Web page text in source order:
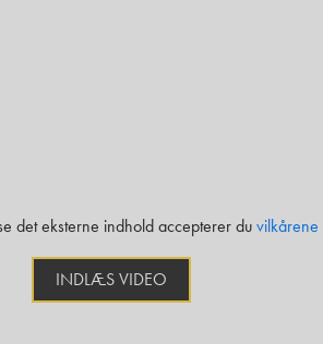
det eksterne indhold accepterer duvilkårene
INDLÆS VIDEO